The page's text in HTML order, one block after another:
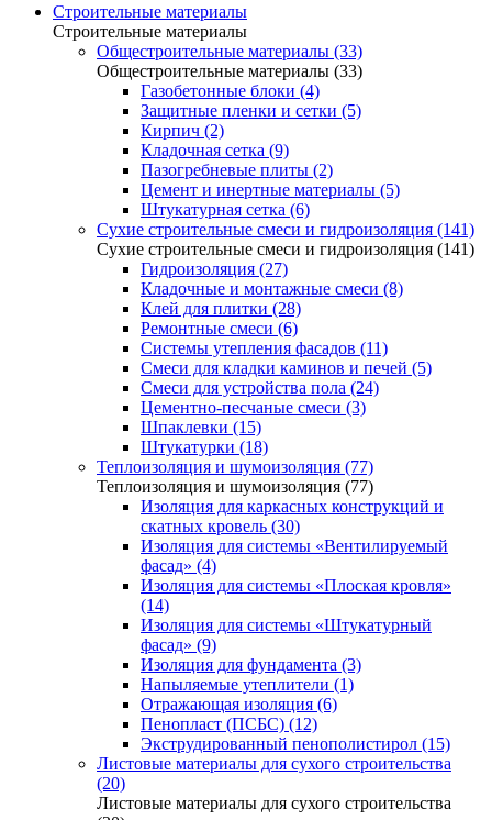
Строительные материалы
Строительные материалы
Общестроительные материалы (33)
Общестроительные материалы (33)
Газобетонные блоки (4)
Защитные пленки и сетки (5)
Кирпич (2)
Кладочная сетка (9)
Пазогребневые плиты (2)
Цемент и инертные материалы (5)
Штукатурная сетка (6)
Сухие строительные смеси и гидроизоляция (141)
Сухие строительные смеси и гидроизоляция (141)
Гидроизоляция (27)
Кладочные и монтажные смеси (8)
Клей для плитки (28)
Ремонтные смеси (6)
Системы утепления фасадов (11)
Смеси для кладки каминов и печей (5)
Смеси для устройства пола (24)
Цементно-песчаные смеси (3)
Шпаклевки (15)
Штукатурки (18)
Теплоизоляция и шумоизоляция (77)
Теплоизоляция и шумоизоляция (77)
Изоляция для каркасных конструкций и
скатных кровель (30)
Изоляция для системы «Вентилируемый
фасад» (4)
Изоляция для системы «Плоская кровля»
(14)
Изоляция для системы «Штукатурный
фасад» (9)
Изоляция для фундамента (3)
Напыляемые утеплители (1)
Отражающая изоляция (6)
Пенопласт (ПСБС) (12)
Экструдированный пенополистирол (15)
Листовые материалы для сухого строительства
(20)
Листовые материалы для сухого строительства